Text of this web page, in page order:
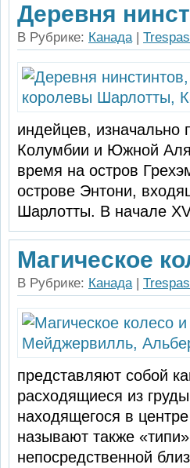
Деревня
В Рубрике: Канада|
индей­цев, изначально
Колумбии и Южной
время на остров
острове Энто­ни,
Шарлотты. В начале
Магическое
В Рубрике: Канада|
представляют собой
расходящиеся из
находящегося в
называют также
непосредственной